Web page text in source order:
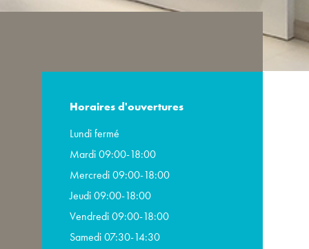
Horaires d'ouvertures
Lundi fermé
Mardi 09:00-18:00
Mercredi 09:00-18:00
Jeudi 09:00-18:00
Vendredi 09:00-18:00
Samedi 07:30-14:30